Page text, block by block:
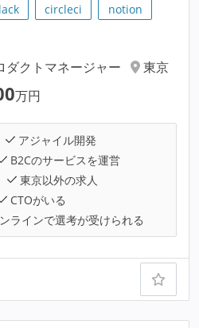
circleci
notion
ダクトマネージャー
東京
万円
アジャイル開発
B2Cのサービスを運営
東京以外の求人
CTOがいる
ラインで選考が受けられる